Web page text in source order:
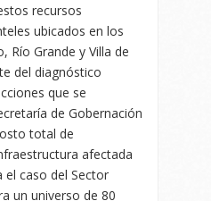
recursos
ubicados en los
Río Grande y Villa de
del diagnóstico
que se
de Gobernación
total de
afectada
el caso del Sector
un universo de 80